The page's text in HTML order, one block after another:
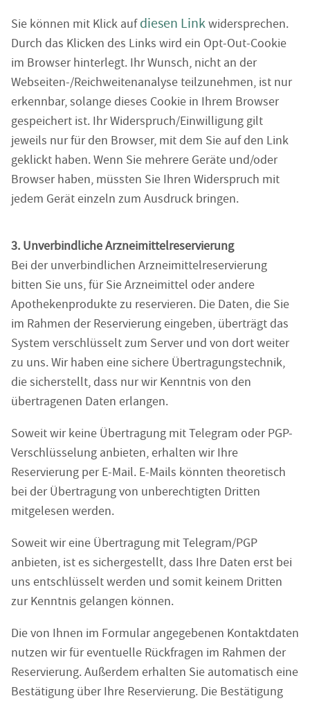
Sie können mit Klick aufdiesen Linkwidersprechen.
Durch das Klicken des Links wird ein Opt-Out-Cookie
im Browser hinterlegt. Ihr Wunsch, nicht an der
Webseiten-/Reichweitenanalyse teilzunehmen, ist nur
erkennbar, solange dieses Cookie in Ihrem Browser
gespeichert ist. Ihr Widerspruch/Einwilligung gilt
jeweils nur für den Browser, mit dem Sie auf den Link
geklickt haben. Wenn Sie mehrere Geräte und/oder
Browser haben, müssten Sie Ihren Widerspruch mit
jedem Gerät einzeln zum Ausdruck bringen.
3. Unverbindliche Arzneimittelreservierung
Bei der unverbindlichen Arzneimittelreservierung
bitten Sie uns, für Sie Arzneimittel oder andere
Apothekenprodukte zu reservieren. Die Daten, die Sie
im Rahmen der Reservierung eingeben, überträgt das
System verschlüsselt zum Server und von dort weiter
zu uns. Wir haben eine sichere Übertragungstechnik,
die sicherstellt, dass nur wir Kenntnis von den
übertragenen Daten erlangen.
Soweit wir keine Übertragung mit Telegram oder PGP-
Verschlüsselung anbieten, erhalten wir Ihre
Reservierung per E-Mail. E-Mails könnten theoretisch
bei der Übertragung von unberechtigten Dritten
mitgelesen werden.
Soweit wir eine Übertragung mit Telegram/PGP
anbieten, ist es sichergestellt, dass Ihre Daten erst bei
uns entschlüsselt werden und somit keinem Dritten
zur Kenntnis gelangen können.
Die von Ihnen im Formular angegebenen Kontaktdaten
nutzen wir für eventuelle Rückfragen im Rahmen der
Reservierung. Außerdem erhalten Sie automatisch eine
Bestätigung über Ihre Reservierung. Die Bestätigung